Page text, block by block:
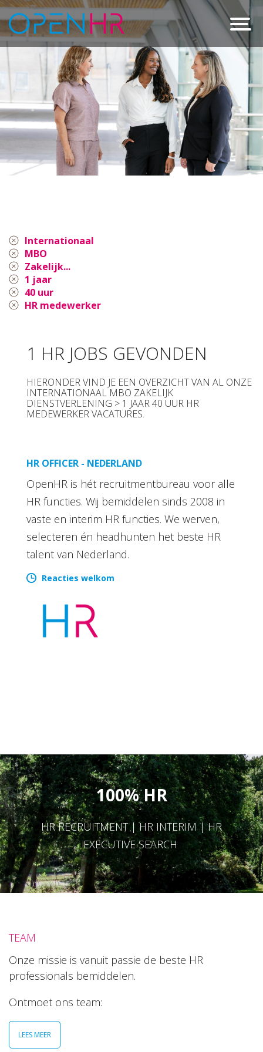
Internationaal
MBO
Zakelijk...
1 jaar
40 uur
HR medewerker
1 HR JOBS GEVONDEN
HIERONDER VIND JE EEN OVERZICHT VAN AL ONZE
INTERNATIONAAL MBO ZAKELIJK
DIENSTVERLENING > 1 JAAR 40 UUR HR
MEDEWERKER VACATURES.
HR OFFICER - NEDERLAND
OpenHR is hét recruitmentbureau voor alle
HR functies. Wij bemiddelen sinds 2008 in
vaste en interim HR functies. We werven,
selecteren én headhunten het beste HR
talent van Nederland.
Reacties welkom
100% HR
HR RECRUITMENT | HR INTERIM | HR
EXECUTIVE SEARCH
TEAM
Onze missie is vanuit passie de beste HR
professionals bemiddelen.
Ontmoet ons team:
LEES MEER